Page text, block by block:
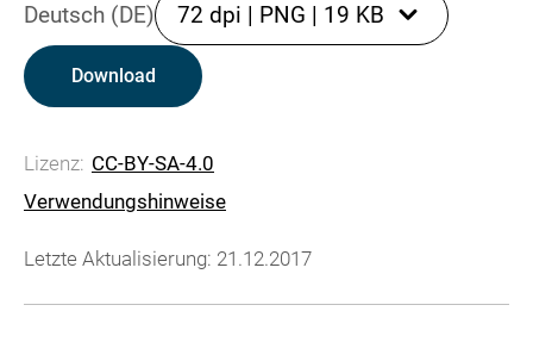
Deutsch (DE) 72 dpi | PNG | 19 KB
Download
Lizenz: CC-BY-SA-4.0
Verwendungshinweise
Letzte Aktualisierung: 21.12.2017